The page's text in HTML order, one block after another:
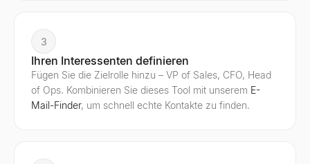
3
Ihren Interessenten definieren
Fügen Sie die Zielrolle hinzu – VP of Sales, CFO, Head
of Ops. Kombinieren Sie dieses Tool mit unserem E-
Mail-Finder, um schnell echte Kontakte zu finden.